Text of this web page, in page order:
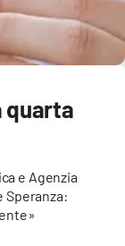
quarta
e Agenzia
Speranza: